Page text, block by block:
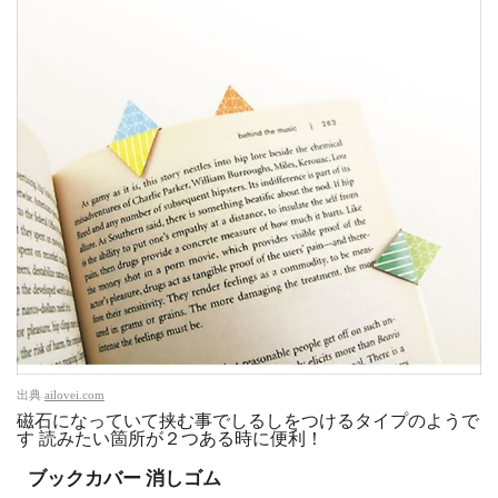
出典 ailovei.com
磁石になっていて挟む事でしるしをつけるタイプのようで
す 読みたい箇所が２つある時に便利！
ブックカバー 消しゴム